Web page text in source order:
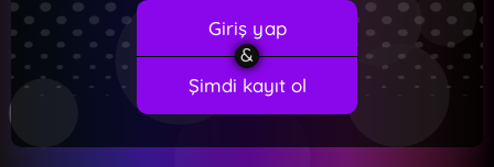
Giriş yap
Şimdi kayıt ol